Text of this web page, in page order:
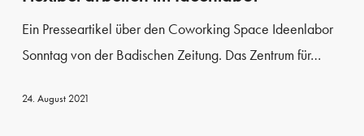
Ein Presseartikel über den Coworking Space Ideenlabor
Sonntag von der Badischen Zeitung. Das Zentrum für…
24. August 2021